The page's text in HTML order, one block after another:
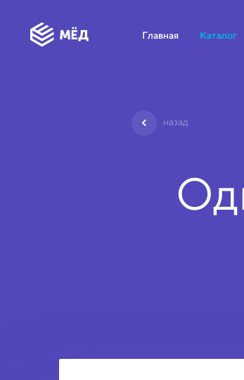
Главная Каталог
назад